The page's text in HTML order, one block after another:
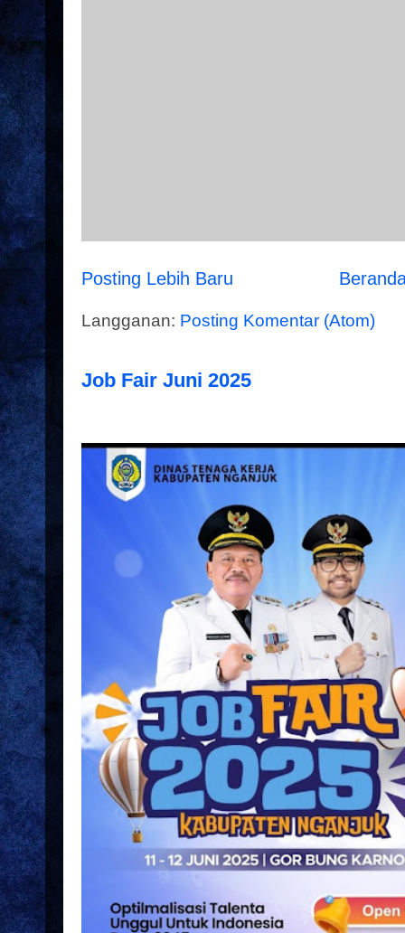
Posting Lebih Baru
Langganan: Posting Komentar (Atom)
Job Fair Juni 2025